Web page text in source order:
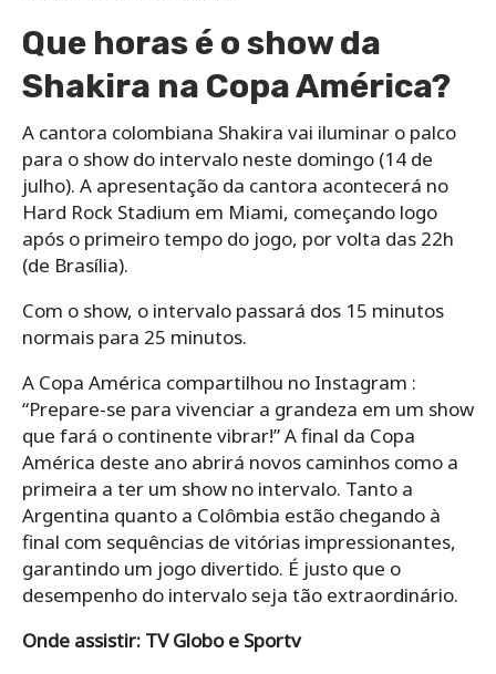
Que horas é o show da
Shakira na Copa América?
A cantora colombiana Shakira vai iluminar o palco
para o show do intervalo neste domingo (14 de
julho). A apresentação da cantora acontecerá no
Hard Rock Stadium em Miami, começando logo
após o primeiro tempo do jogo, por volta das 22h
(de Brasília).
Com o show, o intervalo passará dos 15 minutos
normais para 25 minutos.
A Copa América compartilhou no Instagram :
“Prepare-se para vivenciar a grandeza em um show
que fará o continente vibrar!” A final da Copa
América deste ano abrirá novos caminhos como a
primeira a ter um show no intervalo. Tanto a
Argentina quanto a Colômbia estão chegando à
final com sequências de vitórias impressionantes,
garantindo um jogo divertido. É justo que o
desempenho do intervalo seja tão extraordinário.
Onde assistir: TV Globo e Sportv